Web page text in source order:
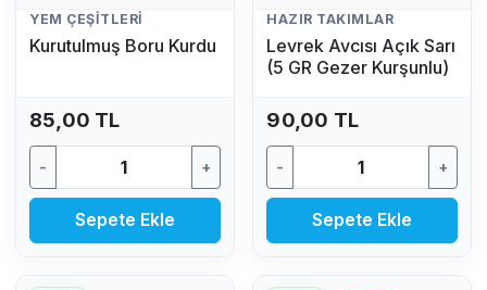
YEM ÇEŞITLERI
Kurutulmuş Boru Kurdu
85,00 TL
- +
Sepete Ekle
HAZIR TAKIMLAR
Levrek Avcısı Açık Sarı
(5 GR Gezer Kurşunlu)
90,00 TL
- +
Sepete Ekle